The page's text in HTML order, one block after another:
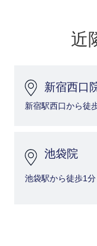
近
新宿駅西口から徒
新宿西口
池袋駅から徒歩1分
池袋院